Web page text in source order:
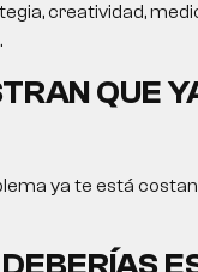
creatividad,
QUE
ya te está